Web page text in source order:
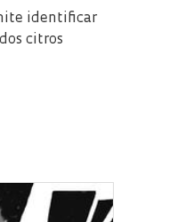
identificar
citros